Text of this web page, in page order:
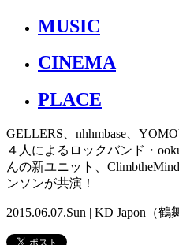
MUSIC
CINEMA
PLACE
GELLERS、nhhmbase、
４人によるロックバンド・
んの新ユニット、
ンソンが共演！
2015.06.07.Sun | KD Japon（鶴